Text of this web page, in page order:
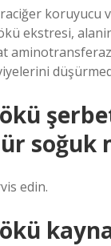
koruyucu
ekstresi,
soğuk
edin.